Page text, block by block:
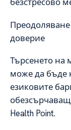
доверие
Търсенето на
може да бъде
езиковите
Health Point.